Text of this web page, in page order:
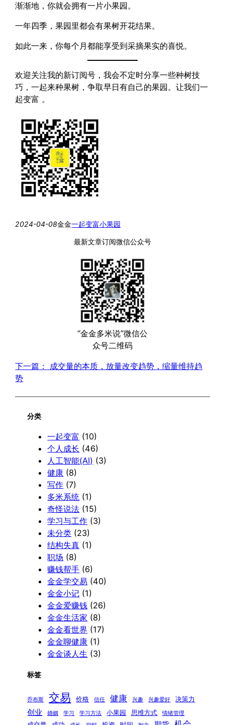
渐渐地，你就会拥有一片小果园。
一年四季，果园里都会有果树开花结果。
如此一来，你每个月都能享受到采摘果实的喜悦。
欢迎关注我的新订阅号，我会不定时分享一些种树技
巧，一起来种果树，争取早日有自己的果园。让我们一
起变富 。
2024-04-08金金一起变富小果园
最新文章订阅微信公众号
“金金多米说”微信公
众号二维码
下一篇：
成交量的本质，放量改变趋势，缩量维持趋
势
分类
一起变富 (10)
个人成长 (46)
人工智能(AI) (3)
健康 (8)
写作 (7)
多米系统 (1)
奇怪说法 (15)
学习与工作 (3)
未分类 (23)
结构失真 (1)
职场 (8)
赚钱帮手 (6)
金金学交易 (40)
金金小记 (1)
金金爱赚钱 (26)
金金生活家 (8)
金金看世界 (17)
金金聊健康 (1)
金金谈人生 (3)
标签
乔布斯 交易 价格 信任 健康 兴趣 兴趣爱好 决策力
创业 婚姻 学习 学习方法 小果园 思维方式 情绪管理